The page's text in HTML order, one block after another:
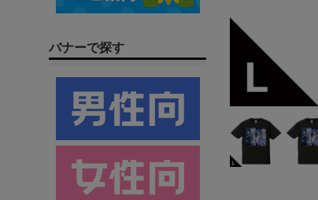
バナーで探す